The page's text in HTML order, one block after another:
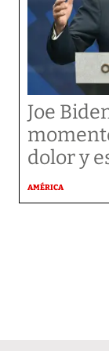
Joe
dolor y
AMÉRICA